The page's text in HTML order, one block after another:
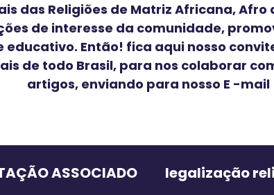
das Religiões de Matriz Africana,
de interesse da comunidade,
educativo. Então! fica aqui nosso
de todo Brasil, para nos colaborar
artigos, enviando para nosso E -
ASSOCIADO legalização